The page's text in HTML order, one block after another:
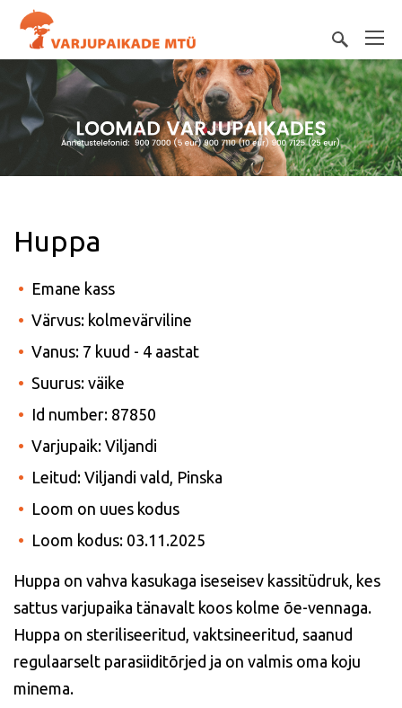
Huppa
Emane kass
Värvus: kolmevärviline
Vanus: 7 kuud - 4 aastat
Suurus: väike
Id number: 87850
Varjupaik: Viljandi
Leitud: Viljandi vald, Pinska
Loom on uues kodus
Loom kodus: 03.11.2025
Huppa on vahva kasukaga iseseisev kassitüdruk, kes
sattus varjupaika tänavalt koos kolme õe-vennaga.
Huppa on steriliseeritud, vaktsineeritud, saanud
regulaarselt parasiiditõrjed ja on valmis oma koju
minema.